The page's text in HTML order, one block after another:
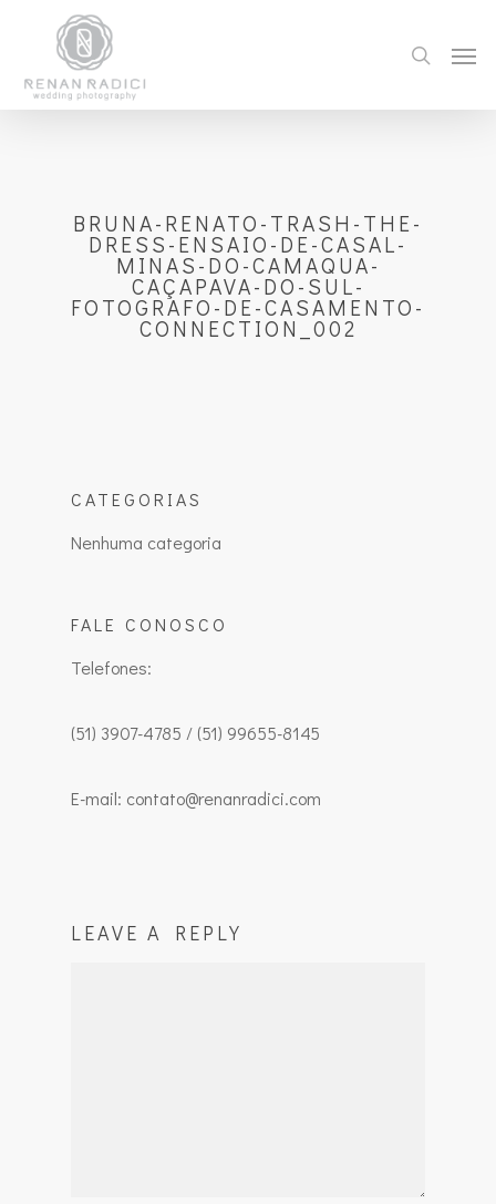
BRUNA-RENATO-TRASH-THE-
DRESS-ENSAIO-DE-CASAL-
MINAS-DO-CAMAQUA-
CAÇAPAVA-DO-SUL-
FOTOGRAFO-DE-CASAMENTO-
CONNECTION_002
CATEGORIAS
Nenhuma categoria
FALE CONOSCO
Telefones:
(51) 3907-4785 / (51) 99655-8145
E-mail: contato@renanradici.com
LEAVE A REPLY